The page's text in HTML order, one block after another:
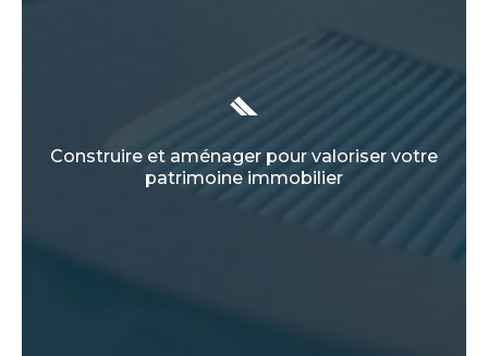
Construire et aménager pour valoriser votre
patrimoine immobilier